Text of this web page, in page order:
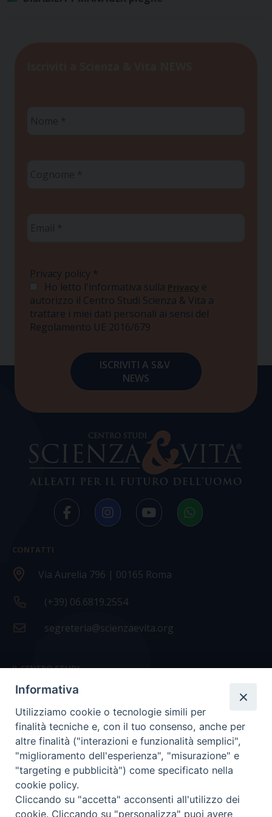
Privacy policy *
Ho letto l'informativa sulla Privacy e
autorizzo il Centro Studi Scienza & Vita a
trattare i miei dati personali ai sensi del
Regolamento UE 2016/679
CONTATTI
Via Aurelia 796 | 00165 Roma
(+39) 06.6819.2554
segreteria@scienzaevita.org
IL CENTRO STUDI
La nostra storia
Statuto
Presidenza e ufficio presidenza
Consiglio scientifico
Coordinamento nazionale
Informativa
Utilizziamo cookie o tecnologie simili per
finalità tecniche e, con il tuo consenso, anche per
altre finalità ("interazioni e funzionalità semplici",
"miglioramento dell'esperienza", "misurazione" e
"targeting e pubblicità") come specificato nella
cookie policy.
Cliccando su "accetta" acconsenti all'utilizzo dei
cookie. Cliccando su "personalizza" puoi avere